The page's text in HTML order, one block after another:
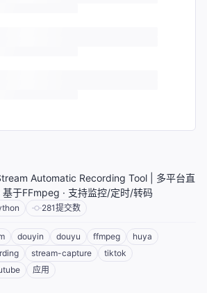
Automatic Recording Tool | 多平台直
基于FFmpeg · 支持监控/定时/转码
281提交数
douyin douyu ffmpeg
huya
stream-capture
tiktok
应用